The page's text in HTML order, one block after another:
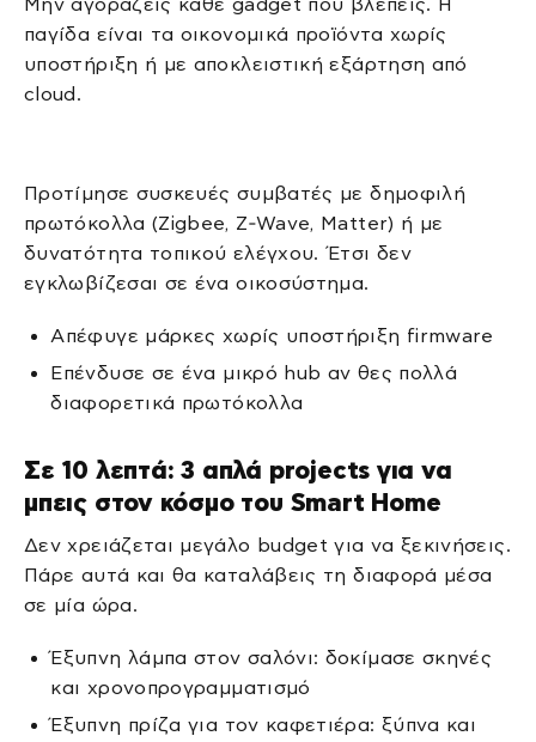
παγίδα είναι τα οικονομικά προϊόντα χωρίς
υποστήριξη ή με αποκλειστική εξάρτηση από
cloud.
Προτίμησε συσκευές συμβατές με δημοφιλή
πρωτόκολλα (Zigbee, Z‑Wave, Matter) ή με
δυνατότητα τοπικού ελέγχου. Έτσι δεν
εγκλωβίζεσαι σε ένα οικοσύστημα.
Απέφυγε μάρκες χωρίς υποστήριξη firmware
Επένδυσε σε ένα μικρό hub αν θες πολλά
διαφορετικά πρωτόκολλα
Σε 10 λεπτά: 3 απλά projects για να
μπεις στον κόσμο του Smart Home
Δεν χρειάζεται μεγάλο budget για να ξεκινήσεις.
Πάρε αυτά και θα καταλάβεις τη διαφορά μέσα
σε μία ώρα.
Έξυπνη λάμπα στον σαλόνι: δοκίμασε σκηνές
και χρονοπρογραμματισμό
Έξυπνη πρίζα για τον καφετιέρα: ξύπνα και